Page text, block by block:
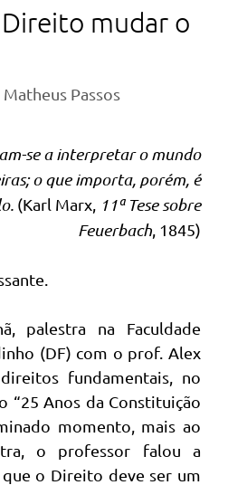
mudar o
Passos
se a interpretar o mundo
o que importa, porém, é
(Karl Marx, 11ª Tese sobre
Feuerbach , 1845)
palestra na Faculdade
(DF) com o prof. Alex
fundamentais, no
“25 Anos da Constituição
momento, mais ao
o professor falou a
o Direito deve ser um